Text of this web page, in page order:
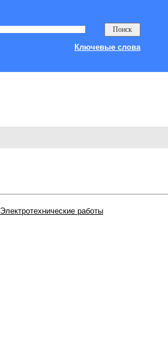
Ключевые слова
Электротехнические работы